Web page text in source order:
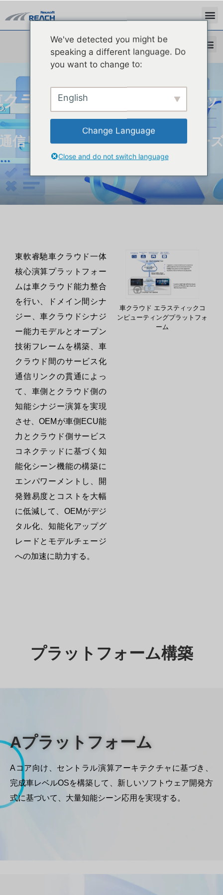
クラウド一体コア演算プラッ
フォーム
信リンク貫通 高性能データクロー
ープ
東軟睿馳車クラウド一体
核心演算プラットフォー
ムは車クラウド能力整合
を行い、ドメイン間シナ
ジー、車クラウドシナジ
ー能力モデルとオープン
技術フレームを構築、車
クラウド間のサービス化
通信リンクの貫通によっ
て、車側とクラウド側の
知能シナジー演算を実現
させ、OEMが車側ECU能
力とクラウド側サービス
コネクテッドに基づく知
能化シーン機能の構築に
エンパワーメントし、開
発難易度とコストを大幅
に低減して、OEMがデジ
タル化、知能化アップグ
レードとモデルチェージ
への加速に助力する。
車クラウド エラスティックコ
ンピューティングプラットフォ
ーム
プラットフォーム構築
Aプラットフォーム
Aコア向け、セントラル演算アーキテクチャに基づき、
完成車レベルOSを構築して、新しいソフトウェア開発方
式に基づいて、大量知能シーン応用を実現する。
We've detected you might be
speaking a different language. Do
you want to change to:
English
Change Language
Close and do not switch language